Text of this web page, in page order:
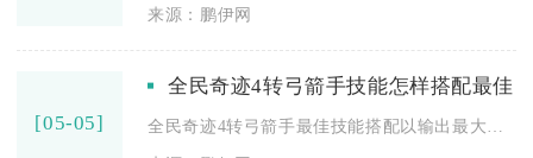
来源：鹏伊网
[05-05]
全民奇迹4转弓箭手技能怎样搭配最佳